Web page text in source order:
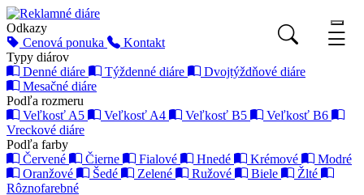
Odkazy
Cenová ponuka
Kontakt
Typy diárov
Denné diáre
Týždenné diáre
Dvojtýždňové diáre
Mesačné diáre
Podľa rozmeru
Veľkosť A5
Veľkosť A4 Veľkosť B5
Veľkosť B6
Vreckové diáre
Podľa farby
Červené
Čierne Fialové Hnedé Krémové
Modré
Oranžové
Šedé Zelené Ružové Biele
Žlté
Rôznofarebné